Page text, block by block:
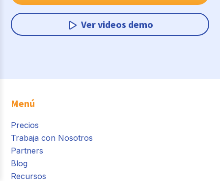
Ver videos demo
Menú
Precios
Trabaja con Nosotros
Partners
Blog
Recursos